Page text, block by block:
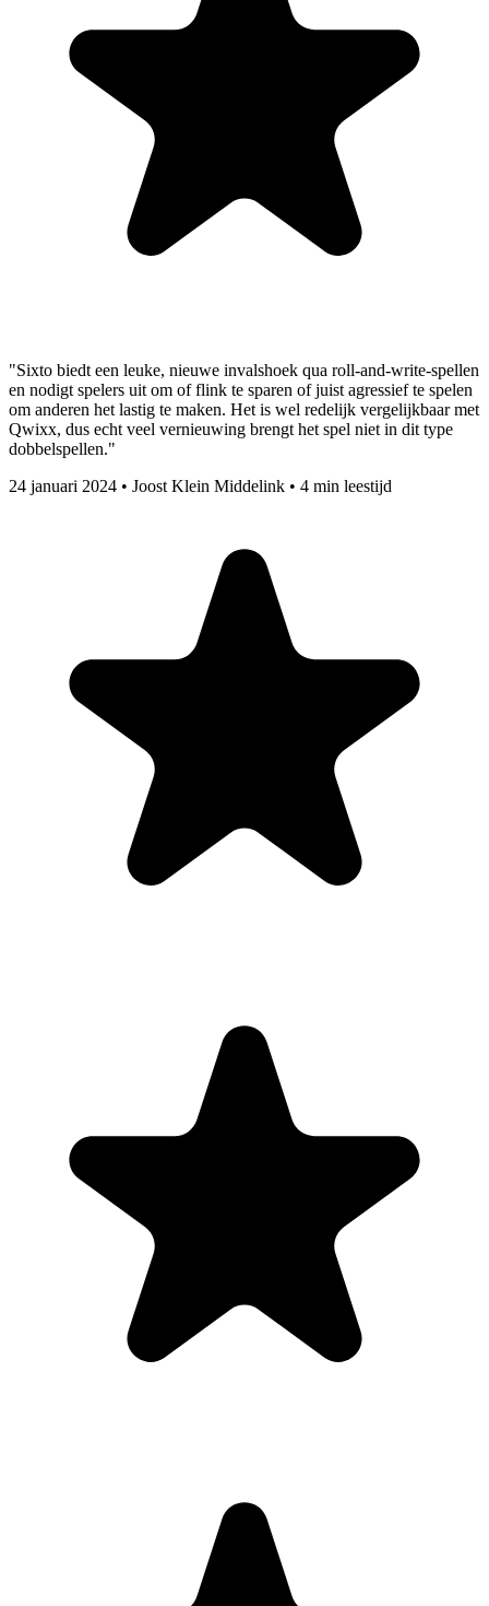
"Sixto biedt een leuke, nieuwe invalshoek qua roll-and-write-spellen
en nodigt spelers uit om of flink te sparen of juist agressief te spelen
om anderen het lastig te maken. Het is wel redelijk vergelijkbaar met
Qwixx, dus echt veel vernieuwing brengt het spel niet in dit type
dobbelspellen."
24 januari 2024 • Joost Klein Middelink • 4 min leestijd